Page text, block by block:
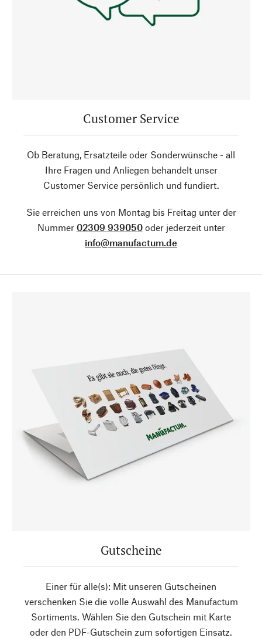
Customer Service
Ob Beratung, Ersatzteile oder Sonderwünsche - all
Ihre Fragen und Anliegen behandelt unser
Customer Service persönlich und fundiert.
Sie erreichen uns von Montag bis Freitag unter der
Nummer 02309 939050oder jederzeit unter
info@manufactum.de
Gutscheine
Einer für alle(s): Mit unseren Gutscheinen
verschenken Sie die volle Auswahl des Manufactum
Sortiments. Wählen Sie den Gutschein mit Karte
oder den PDF-Gutschein zum sofortigen Einsatz.